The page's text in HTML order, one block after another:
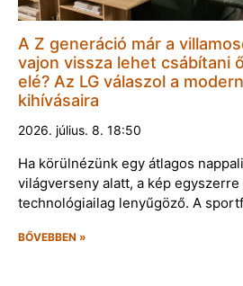
A Z generáció már a
vajon vissza lehet csábítani
elé? Az LG válaszol a
kihívásaira
2026. július. 8. 18:50
Ha körülnézünk egy átlagos
világverseny alatt, a kép egyszerre
technológiailag lenyűgöző. A
BŐVEBBEN »